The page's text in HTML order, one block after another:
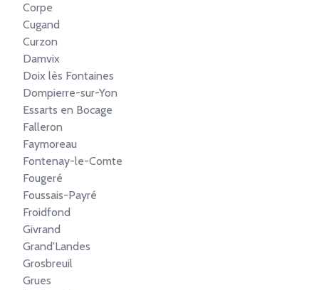
Corpe
Cugand
Curzon
Damvix
Doix lès Fontaines
Dompierre-sur-Yon
Essarts en Bocage
Falleron
Faymoreau
Fontenay-le-Comte
Fougeré
Foussais-Payré
Froidfond
Givrand
Grand'Landes
Grosbreuil
Grues